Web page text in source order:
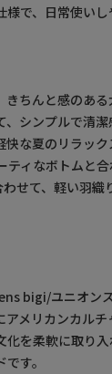
様で、日常使い
きちんと感のあ
、シンプルで清
快な夏のリラッ
ティなボトムと
せて、軽い羽織
bigi/ユニオン
アメリカンカル
化を柔軟に取り
す。